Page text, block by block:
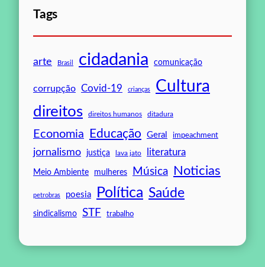
Tags
arte Brasil cidadania comunicação
corrupção Covid-19 crianças Cultura
direitos direitos humanos ditadura
Economia Educação Geral impeachment
jornalismo justiça lava jato literatura
Meio Ambiente mulheres Música Noticias
petrobras poesia Política Saúde
sindicalismo STF trabalho